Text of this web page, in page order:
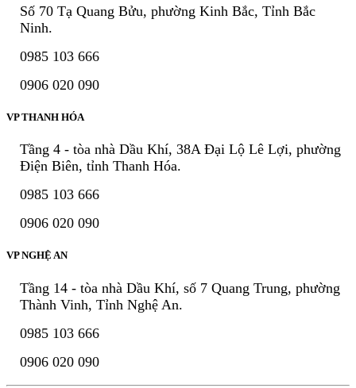
Số 70 Tạ Quang Bửu, phường Kinh Bắc, Tỉnh Bắc
Ninh.
0985 103 666
0906 020 090
VP THANH HÓA
Tầng 4 - tòa nhà Dầu Khí, 38A Đại Lộ Lê Lợi, phường
Điện Biên, tỉnh Thanh Hóa.
0985 103 666
0906 020 090
VP NGHỆ AN
Tầng 14 - tòa nhà Dầu Khí, số 7 Quang Trung, phường
Thành Vinh, Tỉnh Nghệ An.
0985 103 666
0906 020 090